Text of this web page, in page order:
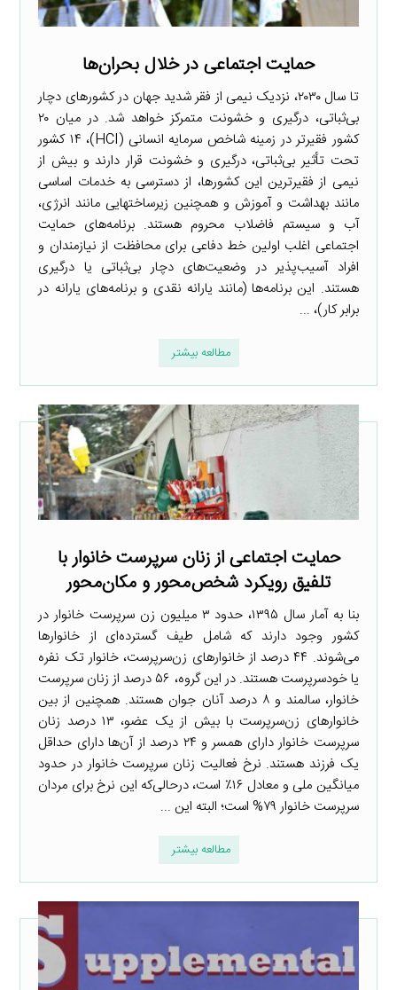
حمایت اجتماعی در خلال بحران‌ها
تا سال ۲۰۳۰، نزدیک نیمی از فقر شدید جهان در کشورهای دچار
بی‌ثباتی، درگیری و خشونت متمرکز خواهد شد. در میان ۲۰
کشور فقیرتر در زمینه شاخص سرمایه انسانی (HCI)، ۱۴ کشور
تحت تأثیر بی‌ثباتی، درگیری و خشونت قرار دارند و بیش از
نیمی از فقیرترین این کشورها، از دسترسی به خدمات اساسی
مانند بهداشت و آموزش و همچنین زیرساختهایی مانند انرژی،
آب و سیستم فاضلاب محروم هستند. برنامه‌های حمایت
اجتماعی اغلب اولین خط دفاعی برای محافظت از نیازمندان و
افراد آسیب‌پذیر در وضعیت‌های دچار بی‌ثباتی یا درگیری
هستند. این برنامه‌ها (مانند یارانه نقدی و برنامه‌های یارانه در
برابر کار)، ...
مطالعه بیشتر
حمایت اجتماعی از زنان سرپرست خانوار با
تلفیق رویکرد شخص‌محور و مکان‌محور
بنا به آمار سال ۱۳۹۵، حدود ۳ میلیون زن سرپرست خانوار در
کشور وجود دارند که شامل طیف گسترده‌ای از خانوارها
می‌شوند. ۴۴ درصد از خانوارهای زن‌سرپرست، خانوار تک نفره
یا خودسرپرست هستند. در این گروه، ۵۶ درصد از زنان سرپرست
خانوار، سالمند و ۸ درصد آنان جوان هستند. همچنین از بین
خانوارهای زن‌سرپرست با بیش از یک عضو، ۱۳ درصد زنان
سرپرست خانوار دارای همسر و ۲۴ درصد از آن‌ها دارای حداقل
یک فرزند هستند. نرخ فعالیت زنان سرپرست خانوار در حدود
میانگین ملی و معادل ۱۶٪ است، درحالی‌که این نرخ برای مردان
سرپرست خانوار ۷۹% است؛ البته این ...
مطالعه بیشتر